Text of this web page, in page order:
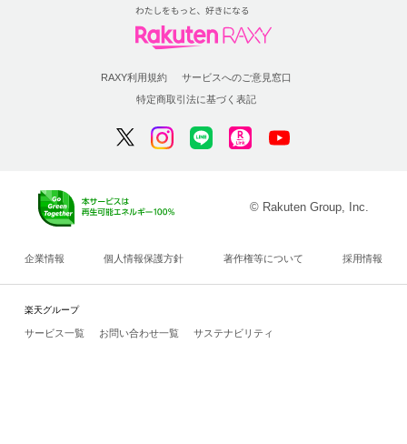
RAXY利用規約
サービスへのご意見窓口
特定商取引法に基づく表記
© Rakuten Group, Inc.
企業情報 個人情報保護方針 著作権等について 採用情報
楽天グループ
サービス一覧 お問い合わせ一覧 サステナビリティ